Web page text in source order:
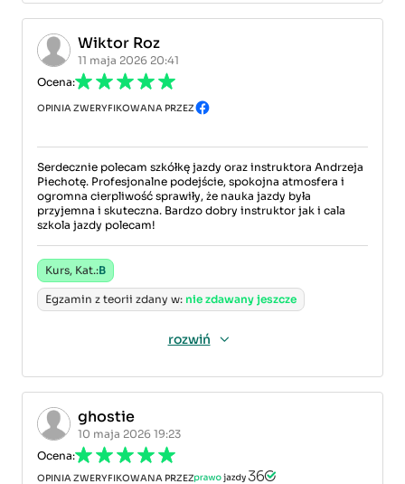
Wiktor Roz
11 maja 2026 20:41
Ocena:
OPINIA ZWERYFIKOWANA PRZEZ
Serdecznie polecam szkółkę jazdy oraz instruktora Andrzeja
Piechotę. Profesjonalne podejście, spokojna atmosfera i
ogromna cierpliwość sprawiły, że nauka jazdy była
przyjemna i skuteczna. Bardzo dobry instruktor jak i cala
szkola jazdy polecam!
Kurs, Kat.:B
Egzamin z teorii zdany w: nie zdawany jeszcze
rozwiń
ghostie
10 maja 2026 19:23
Ocena:
OPINIA ZWERYFIKOWANA PRZEZ